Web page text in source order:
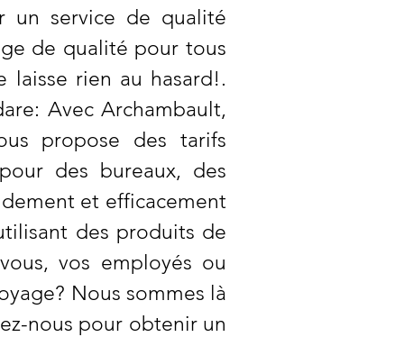
un service de qualité
de qualité pour tous
laisse rien au hasard!.
Avec Archambault,
propose des tarifs
des bureaux, des
et efficacement
des produits de
vos employés ou
Nous sommes là
nous pour obtenir un